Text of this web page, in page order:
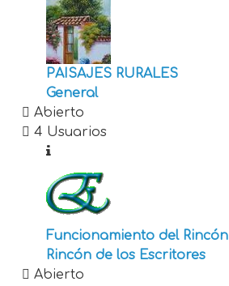
PAISAJES RURALES
General
Abierto
4 Usuarios
Funcionamiento del Rincón
Rincón de los Escritores
Abierto